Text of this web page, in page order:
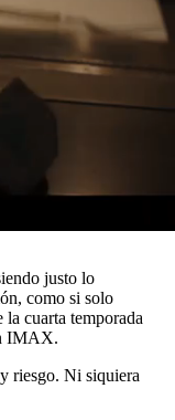
deStar Warsantes de
Ya pasaron
cierre tibio y
entonces,
a veces con
producciones
justo lo
como si solo
la cuarta temporada
IMAX.
riesgo. Ni siquiera